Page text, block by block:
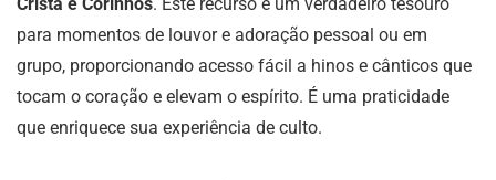
para momentos de louvor e adoração pessoal ou em
grupo, proporcionando acesso fácil a hinos e cânticos que
tocam o coração e elevam o espírito. É uma praticidade
que enriquece sua experiência de culto.